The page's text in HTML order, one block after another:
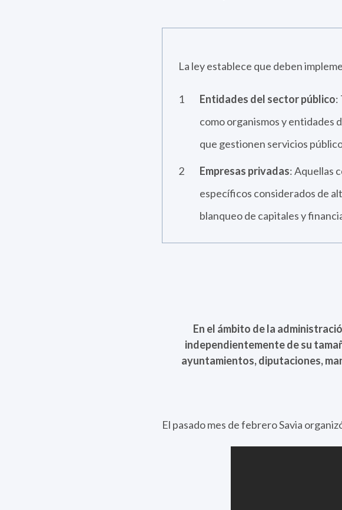
La ley establece que deben
Entidades del sector público:
como organismos y entidades
que gestionen servicios
Empresas privadas: Aquellas
específicos considerados de
blanqueo de capitales y
En el ámbito de la
independientemente de su
ayuntamientos, diputaciones,
El pasado mes de febrero Savia